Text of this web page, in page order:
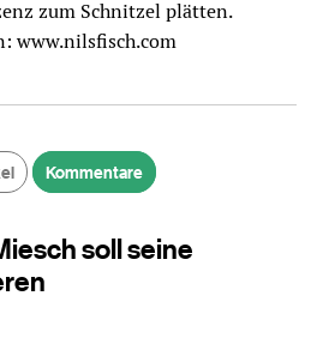
zum Schnitzel plätten.
www.nilsfisch.com
Kommentare
soll seine